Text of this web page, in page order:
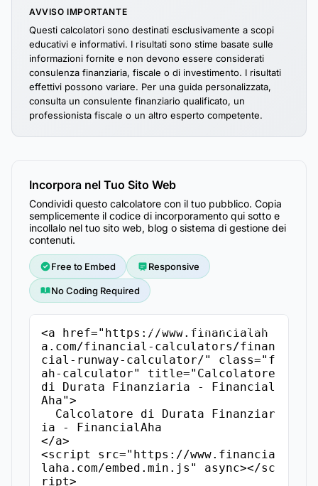
AVVISO IMPORTANTE
Questi calcolatori sono destinati esclusivamente a scopi
educativi e informativi. I risultati sono stime basate sulle
informazioni fornite e non devono essere considerati
consulenza finanziaria, fiscale o di investimento. I risultati
effettivi possono variare. Per una guida personalizzata,
consulta un consulente finanziario qualificato, un
professionista fiscale o un altro esperto competente.
Incorpora nel Tuo Sito Web
Condividi questo calcolatore con il tuo pubblico. Copia
semplicemente il codice di incorporamento qui sotto e
incollalo nel tuo sito web, blog o sistema di gestione dei
contenuti.
Free to Embed Responsive
No Coding Required
<a href="https://www.financialah
a.com/financial-calculators/finan
cial-runway-calculator/" class="f
ah-calculator" title="Calcolatore
di Durata Finanziaria - Financial
Aha">
ia - FinancialAha
</a>
<script src="https://www.financia
laha.com/embed.min.js" async></sc
ript>
Copia il Codice di Incorporamento